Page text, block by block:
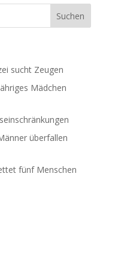
sucht Zeugen
Mädchen
überfallen
fünf Menschen